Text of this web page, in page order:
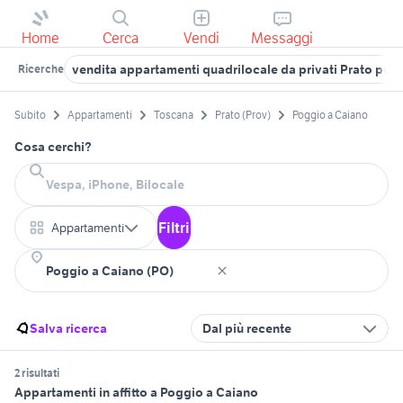
Home Cerca Vendi Messaggi
Ricerche vendita appartamenti quadrilocale da privati Prato
Subito Appartamenti Toscana Prato (Prov) Poggio a Caiano
Cosa cerchi?
Appartamenti Filtri
Salva ricerca Dal più recente
2 risultati
Appartamenti in affitto a Poggio a Caiano